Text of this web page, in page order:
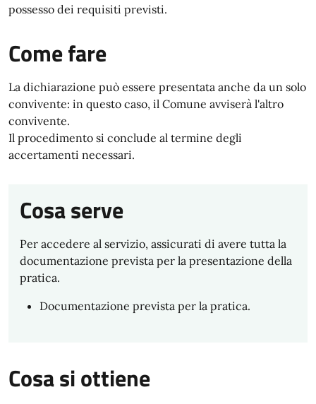
possesso dei requisiti previsti.
Come fare
La dichiarazione può essere presentata anche da un solo
convivente: in questo caso, il Comune avviserà l'altro
convivente.
Il procedimento si conclude al termine degli
accertamenti necessari.
Cosa serve
Per accedere al servizio, assicurati di avere tutta la
documentazione prevista per la presentazione della
pratica.
Documentazione prevista per la pratica.
Cosa si ottiene